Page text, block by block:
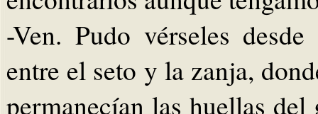
-Ven. Pudo vérseles
entre el seto y la zanja,
permanecían las huellas